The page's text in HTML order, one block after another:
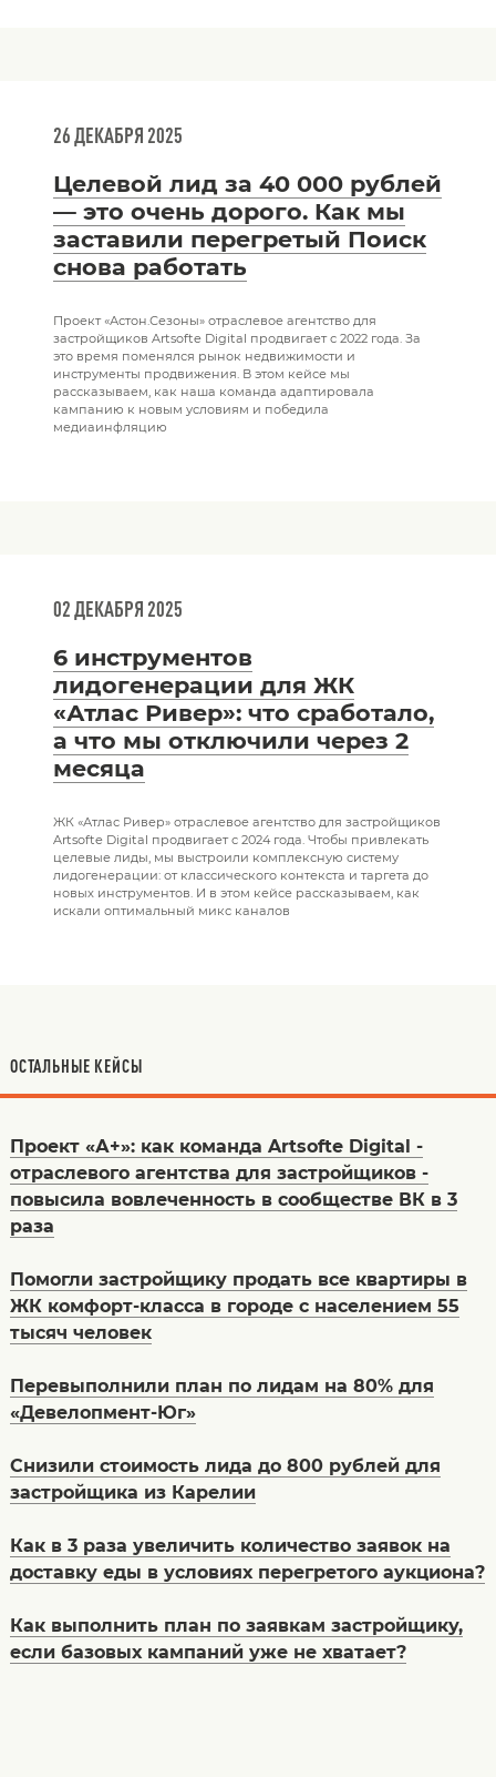
Целевой лид за 40 000 рублей
— это очень дорого. Как мы
заставили перегретый Поиск
снова работать
26 ДЕКАБРЯ 2025
Проект «Астон.Сезоны» отраслевое агентство для
застройщиков Artsofte Digital продвигает с 2022 года. За
это время поменялся рынок недвижимости и
инструменты продвижения. В этом кейсе мы
рассказываем, как наша команда адаптировала
кампанию к новым условиям и победила
медиаинфляцию
6 инструментов
лидогенерации для ЖК
«Атлас Ривер»: что сработало,
а что мы отключили через 2
месяца
02 ДЕКАБРЯ 2025
ЖК «Атлас Ривер» отраслевое агентство для застройщиков
Artsofte Digital продвигает с 2024 года. Чтобы привлекать
целевые лиды, мы выстроили комплексную систему
лидогенерации: от классического контекста и таргета до
новых инструментов. И в этом кейсе рассказываем, как
искали оптимальный микс каналов
ОСТАЛЬНЫЕ КЕЙСЫ
Проект «А+»: как команда Artsofte Digital -
отраслевого агентства для застройщиков -
повысила вовлеченность в сообществе ВК в 3
раза
Помогли застройщику продать все квартиры в
ЖК комфорт-класса в городе с населением 55
тысяч человек
Перевыполнили план по лидам на 80% для
«Девелопмент-Юг»
Снизили стоимость лида до 800 рублей для
застройщика из Карелии
Как в 3 раза увеличить количество заявок на
доставку еды в условиях перегретого аукциона?
Как выполнить план по заявкам застройщику,
если базовых кампаний уже не хватает?